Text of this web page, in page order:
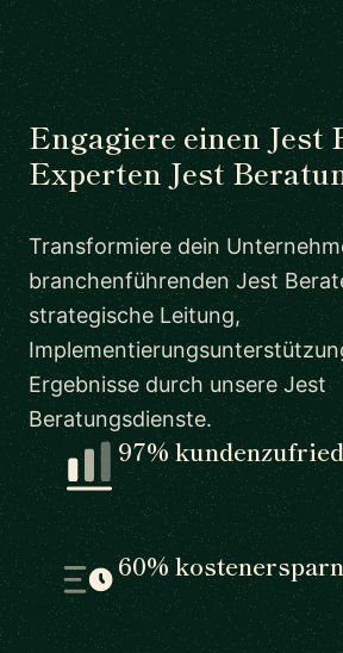
Engagiere einen Jest
Experten Jest
Transformiere dein
branchenführenden Jest
strategische Leitung,
Ergebnisse durch unsere Jest
Beratungsdienste.
97%
60%